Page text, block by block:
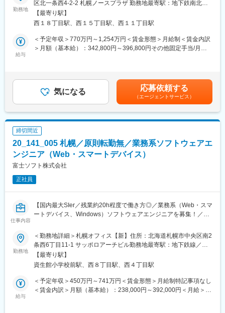
・商材やシステムありきの提案ではなく顧客の課題を解決する提
案力が磨ける環境です。
・携帯通信を中核に、5GやAI、IoT、決済など幅広いデジタルサー
ビスを展開するソフトバンクならではの多様なアセットをフル活
用することで多様な顧客と一緒にビジネスを創造し、当社サービ
■会社説明
情報革命を通じて人々を幸せにする「情報革命で人々を幸せに」
という経営理念のもと、通信事業を中核に据えながら、AI、IoT、
安定した経営基盤を持ち、常に新しい技術やサービスを追求し、
社会に貢献しています。
■働きやすさ
・営業スタイルは顧客に合わせて訪問・WEB商談など柔軟に対応
● 顧客課題の整理からサービス設計まで一貫して関わりたい
● ITサポート領域でマネジメントや企画に軸足を置きたい
● 裁量を持って改善・効率化に取り組みたい
■業務内容
ITテクニカルサポートに特化したコンタクトセンターの企画・提
・顧客からの要望ヒアリングおよび課題整理
・必要なオペレーター体制およびサービスレベルの設計
・コンタクトセンター立ち上げに向けた体制構築および教育設計
・ServiceNowやAIチャットなどを活用した運用改善、効率化推進
<入社後の流れ>
まずは既存案件の理解を深めるため、運用状況の把握や顧客対応
の補助からスタートします。その後、徐々に体制設計や提案業務
に関わっていただき、キャッチアップ後は案件の企画から運用改
善までを主体的にリードしていただく想定です。
※複数案件を横断しながら、少数精鋭でプロジェクトの運営を行う
体制
■本ポジションの魅力
・ServiceNowやAIチャット等の最新ツールを活用した効率化に携
われる
・大手企業向けの案件に関与し、規模の大きいプロジェクト経験
を積める
・将来的には事業計画やサービス方針の策定にも関与できるキャ
リアパス
勤務地
区北一条西4-2-2 札幌ノースプラザ 勤務地最寄駅：地下鉄南北線
／大通駅受動喫煙対策：屋内全面禁煙変更の範囲：会社の定める
事業所（リモートワーク含む）
【最寄り駅】
西１８丁目駅、西１５丁目駅、西１１丁目駅
給与
＜予定年収＞770万円～1,254万円＜賃金形態＞月給制＜賃金内訳
＞月額（基本給）：342,800円～396,800円その他固定手当/月：
間を超過するみなし労働(34時間/月)に対し裁量労働手当91,200円
～105,600円支給■昇給：年1回（4月）■賞与：年2回（6月、12
月）賃金はあくまでも目安の金額であり、選考を通じて上下する
可能性があります。月給(月額)は固定手当を含めた表記です。
気になる 応募依頼する
（エージェントサービス）
締切間近
20_141_005 札幌／原則転勤無／業務系ソフトウェアエ
ンジニア（Web・スマートデバイス）
富士ソフト株式会社
正社員
仕事内容
【国内最大SIer／残業約20h程度で働き方◎／業務系（Web・スマ
ートデバイス、Windows）ソフトウェアエンジニアを募集！／業
■業務概要：
下記開発においてこれまでのご経験を活かせる業務をご担当いた
だきます。
◇Webアプリケーション開発（JAVA、PHP、C#、JavaScript／
TypeScript）
◇スマートデバイス向けアプリケーション開発（iOS、Android、
クロスプラットフォーム）
勤務地
＜勤務地詳細＞札幌オフィス【新】住所：北海道札幌市中央区南2
条西6丁目11-1 サッポロアーチビル勤務地最寄駅：地下鉄線／大
通駅受動喫煙対策：屋内全面禁煙変更の範囲：会社の定める事業
所（リモートワーク含む）
【最寄り駅】
資生館小学校前駅、西８丁目駅、西４丁目駅
給与
＜予定年収＞450万円～741万円＜賃金形態＞月給制特記事項なし
＜賃金内訳＞月額（基本給）：238,000円～392,000円＜月給＞